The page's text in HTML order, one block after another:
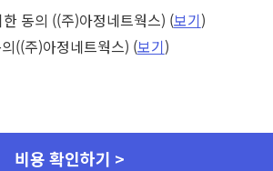
동의 ((주)아정네트웍스) (보기)
((주)아정네트웍스) (보기)
비용 확인하기 >